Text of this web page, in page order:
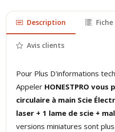
Description
Avis clients
Pour Plus D'informations
Appeler HONESTPRO
circulaire à main Scie
laser + 1 lame de scie +
versions miniatures sont